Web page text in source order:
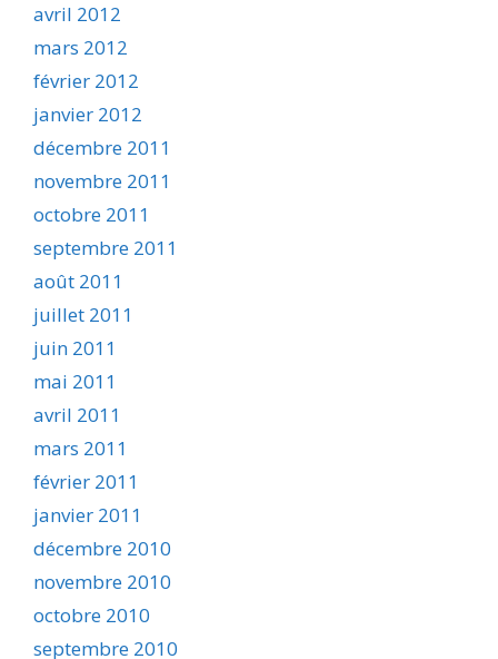
avril 2012
mars 2012
février 2012
janvier 2012
décembre 2011
novembre 2011
octobre 2011
septembre 2011
août 2011
juillet 2011
juin 2011
mai 2011
avril 2011
mars 2011
février 2011
janvier 2011
décembre 2010
novembre 2010
octobre 2010
septembre 2010